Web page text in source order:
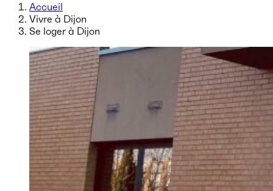
Accueil
Vivre à Dijon
Se loger à Dijon